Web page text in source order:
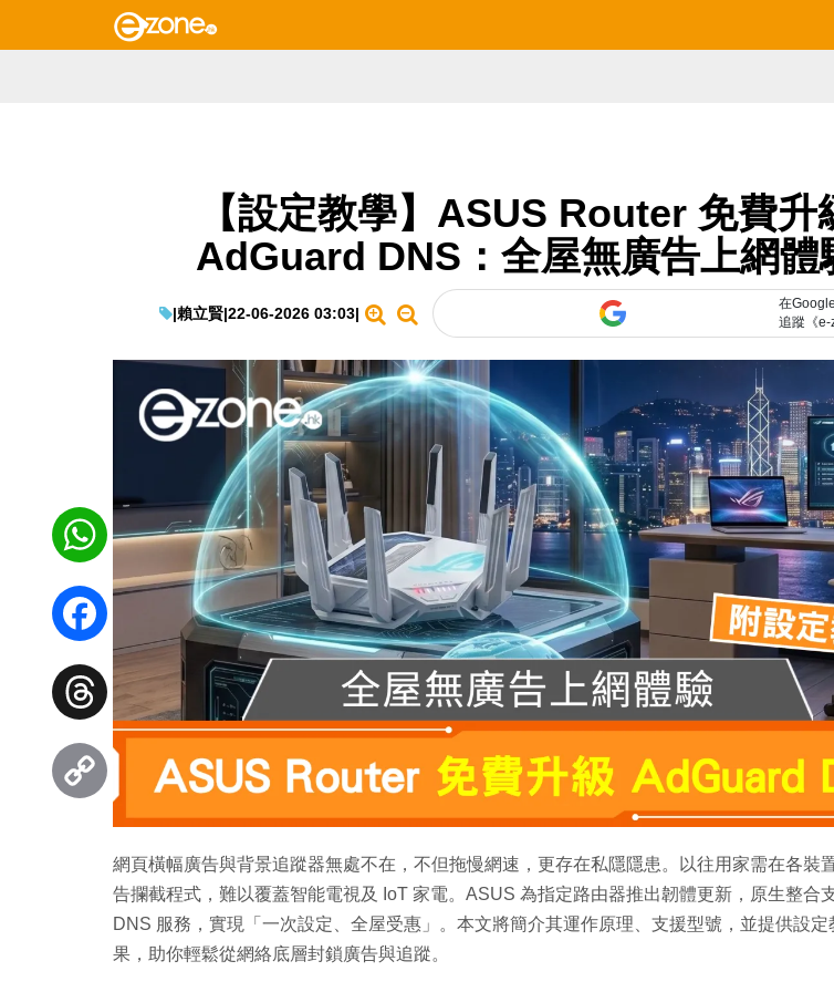
【設定教學】ASUS Router 免費升
AdGuard DNS：全屋無廣告上網體
|賴立賢|22-06-2026 03:03|
在Google
追蹤《e-
網頁橫幅廣告與背景追蹤器無處不在，不但拖慢網速，更存在私隱隱患。以往用家需在各裝
告攔截程式，難以覆蓋智能電視及 IoT 家電。ASUS 為指定路由器推出韌體更新，原生整合
DNS 服務，實現「一次設定、全屋受惠」。本文將簡介其運作原理、支援型號，並提供設定
果，助你輕鬆從網絡底層封鎖廣告與追蹤。
WhatsApp
Facebook
Threads
Copy
Link